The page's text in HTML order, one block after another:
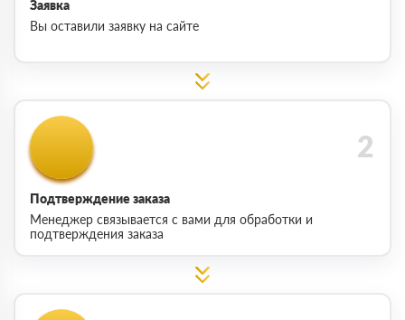
Заявка
Вы оставили заявку на сайте
Подтверждение заказа
Менеджер связывается с вами для обработки и
подтверждения заказа